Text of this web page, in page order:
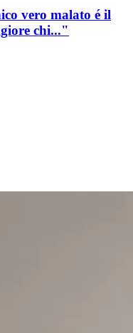
vero malato é il
chi..."